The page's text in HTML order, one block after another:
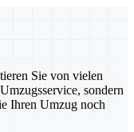
Sie von vielen
sondern
Ihren Umzug noch